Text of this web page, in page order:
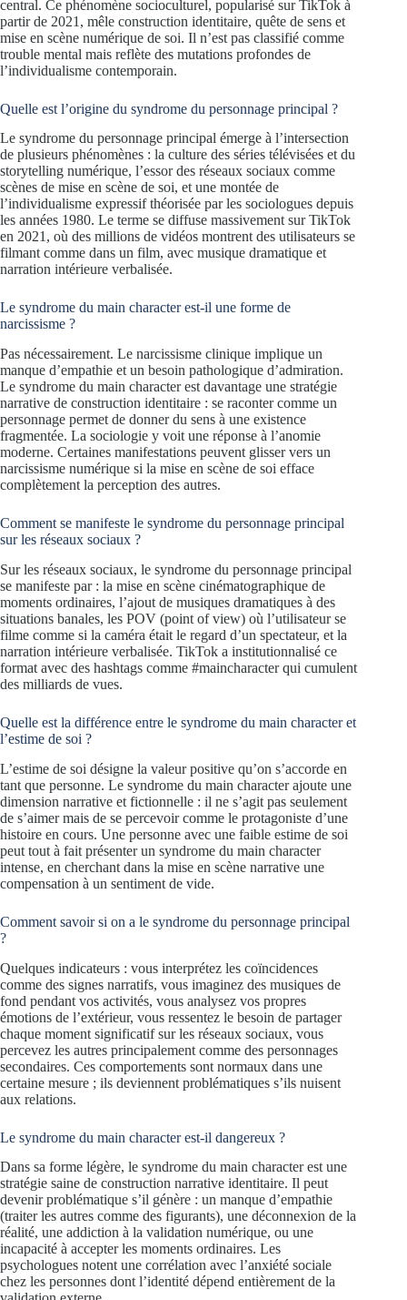
central. Ce phénomène socioculturel, popularisé sur TikTok à
partir de 2021, mêle construction identitaire, quête de sens et
mise en scène numérique de soi. Il n’est pas classifié comme
trouble mental mais reflète des mutations profondes de
l’individualisme contemporain.
Quelle est l’origine du syndrome du personnage principal ?
Le syndrome du personnage principal émerge à l’intersection
de plusieurs phénomènes : la culture des séries télévisées et du
storytelling numérique, l’essor des réseaux sociaux comme
scènes de mise en scène de soi, et une montée de
l’individualisme expressif théorisée par les sociologues depuis
les années 1980. Le terme se diffuse massivement sur TikTok
en 2021, où des millions de vidéos montrent des utilisateurs se
filmant comme dans un film, avec musique dramatique et
narration intérieure verbalisée.
Le syndrome du main character est-il une forme de
narcissisme ?
Pas nécessairement. Le narcissisme clinique implique un
manque d’empathie et un besoin pathologique d’admiration.
Le syndrome du main character est davantage une stratégie
narrative de construction identitaire : se raconter comme un
personnage permet de donner du sens à une existence
fragmentée. La sociologie y voit une réponse à l’anomie
moderne. Certaines manifestations peuvent glisser vers un
narcissisme numérique si la mise en scène de soi efface
complètement la perception des autres.
Comment se manifeste le syndrome du personnage principal
sur les réseaux sociaux ?
Sur les réseaux sociaux, le syndrome du personnage principal
se manifeste par : la mise en scène cinématographique de
moments ordinaires, l’ajout de musiques dramatiques à des
situations banales, les POV (point of view) où l’utilisateur se
filme comme si la caméra était le regard d’un spectateur, et la
narration intérieure verbalisée. TikTok a institutionnalisé ce
format avec des hashtags comme #maincharacter qui cumulent
des milliards de vues.
Quelle est la différence entre le syndrome du main character et
l’estime de soi ?
L’estime de soi désigne la valeur positive qu’on s’accorde en
tant que personne. Le syndrome du main character ajoute une
dimension narrative et fictionnelle : il ne s’agit pas seulement
de s’aimer mais de se percevoir comme le protagoniste d’une
histoire en cours. Une personne avec une faible estime de soi
peut tout à fait présenter un syndrome du main character
intense, en cherchant dans la mise en scène narrative une
compensation à un sentiment de vide.
Comment savoir si on a le syndrome du personnage principal
?
Quelques indicateurs : vous interprétez les coïncidences
comme des signes narratifs, vous imaginez des musiques de
fond pendant vos activités, vous analysez vos propres
émotions de l’extérieur, vous ressentez le besoin de partager
chaque moment significatif sur les réseaux sociaux, vous
percevez les autres principalement comme des personnages
secondaires. Ces comportements sont normaux dans une
certaine mesure ; ils deviennent problématiques s’ils nuisent
aux relations.
Le syndrome du main character est-il dangereux ?
Dans sa forme légère, le syndrome du main character est une
stratégie saine de construction narrative identitaire. Il peut
devenir problématique s’il génère : un manque d’empathie
(traiter les autres comme des figurants), une déconnexion de la
réalité, une addiction à la validation numérique, ou une
incapacité à accepter les moments ordinaires. Les
psychologues notent une corrélation avec l’anxiété sociale
chez les personnes dont l’identité dépend entièrement de la